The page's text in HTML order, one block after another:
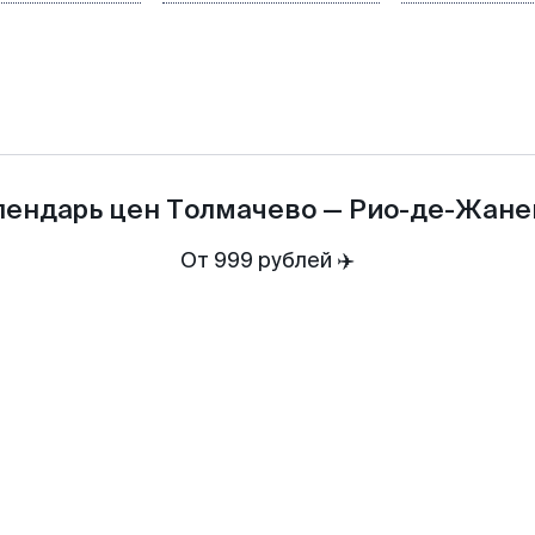
цен Толмачево — Рио-де-
От 999 рублей ✈️